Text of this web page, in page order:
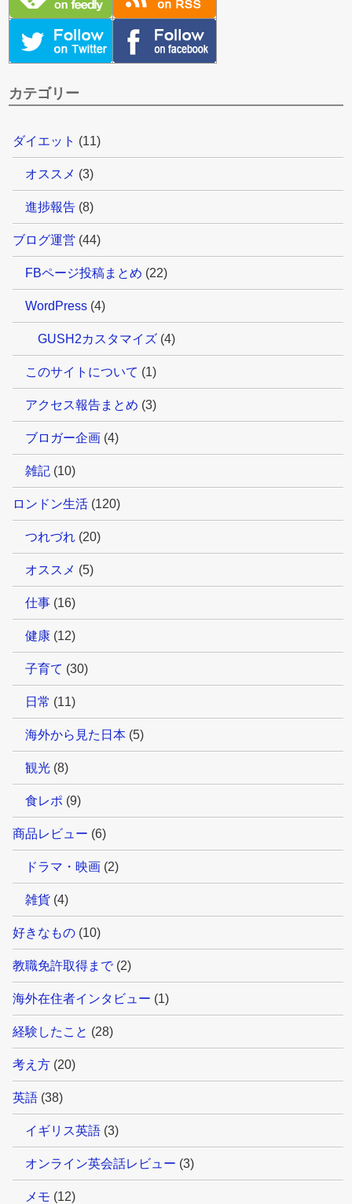
カテゴリー
ダイエット (11)
オススメ (3)
進捗報告 (8)
ブログ運営 (44)
FBページ投稿まとめ (22)
WordPress (4)
GUSH2カスタマイズ (4)
このサイトについて (1)
アクセス報告まとめ (3)
ブロガー企画 (4)
雑記 (10)
ロンドン生活 (120)
つれづれ (20)
オススメ (5)
仕事 (16)
健康 (12)
子育て (30)
日常 (11)
海外から見た日本 (5)
観光 (8)
食レポ (9)
商品レビュー (6)
ドラマ・映画 (2)
雑貨 (4)
好きなもの (10)
教職免許取得まで(2)
海外在住者インタビュー (1)
経験したこと (28)
考え方 (20)
英語 (38)
イギリス英語 (3)
オンライン英会話レビュー (3)
メモ (12)